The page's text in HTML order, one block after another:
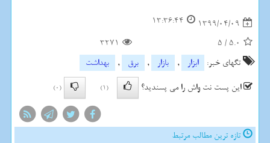
1399/04/09
13:36:44
5.0
/
5
3271
تگهای خبر:
ابزار , بازار , برق ,
بهداشت
این پست نت واش را می پسندید؟
(1)
(0)
تازه ترین مطالب مرتبط